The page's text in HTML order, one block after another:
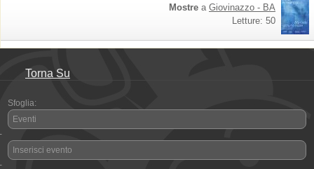
Mostre a Giovinazzo - BA
Letture: 50
Torna Su
Sfoglia:
Eventi
-
Inserisci evento
-